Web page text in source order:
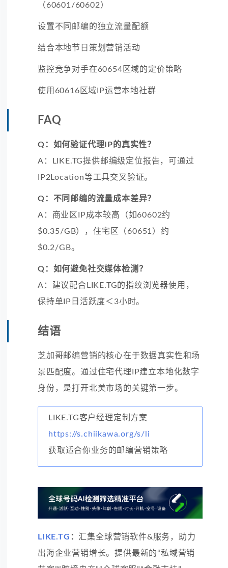
（60601/60602）
设置不同邮编的独立流量配额
结合本地节日策划营销活动
监控竞争对手在60654区域的定价策略
使用60616区域IP运营本地社群
FAQ
Q：如何验证代理IP的真实性？
A：LIKE.TG提供邮编级定位报告，可通过
IP2Location等工具交叉验证。
Q：不同邮编的流量成本差异？
A：商业区IP成本较高（如60602约
$0.35/GB），住宅区（60651）约
$0.2/GB。
Q：如何避免社交媒体检测？
A：建议配合LIKE.TG的指纹浏览器使用，
保持单IP日活跃度＜3小时。
结语
芝加哥邮编营销的核心在于数据真实性和场
景匹配度。通过住宅代理IP建立本地化数字
身份，是打开北美市场的关键第一步。
LIKE.TG客户经理定制方案
https://s.chiikawa.org/s/li
获取适合你业务的邮编营销策略
LIKE.TG ： 汇集全球营销软件&服务，助力
出海企业营销增长。提供最新的“私域营销